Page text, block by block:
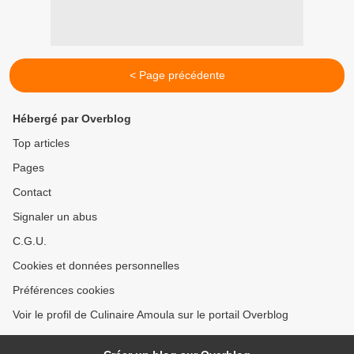
< Page précédente
Hébergé par Overblog
Top articles
Pages
Contact
Signaler un abus
C.G.U.
Cookies et données personnelles
Préférences cookies
Voir le profil de Culinaire Amoula sur le portail Overblog